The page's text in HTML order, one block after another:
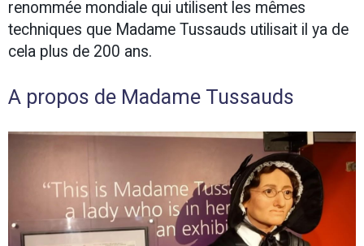
renommée mondiale qui utilisent les mêmes
techniques que Madame Tussauds utilisait il ya de
cela plus de 200 ans.
A propos de Madame Tussauds